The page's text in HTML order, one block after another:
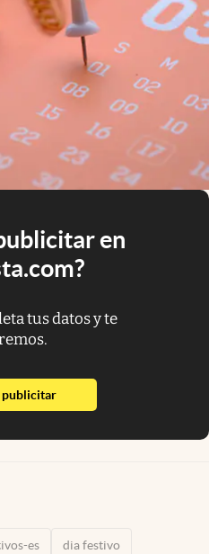
en
tus datos y te
publicitarabre en nueva pestaña
es dia festivo